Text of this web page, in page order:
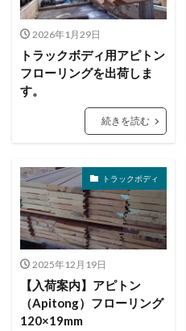
2026年1月29日
トラックボディ用アピトン
フローリングを出荷しま
す。
続きを読む
トラックボディ
2025年12月19日
【入荷案内】アピトン
（Apitong）フローリング
120×19mm